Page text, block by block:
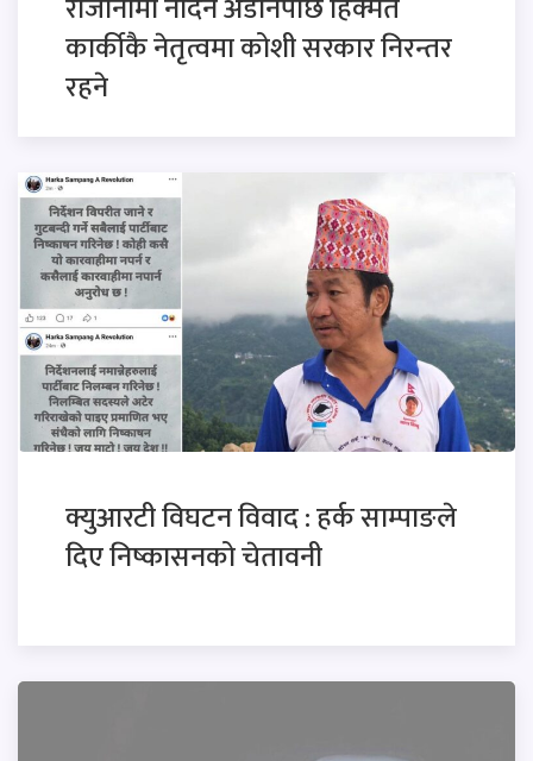
कार्कीकै नेतृत्वमा कोशी सरकार निरन्तर
रहने
क्युआरटी विघटन विवाद : हर्क साम्पाङले
दिए निष्कासनको चेतावनी